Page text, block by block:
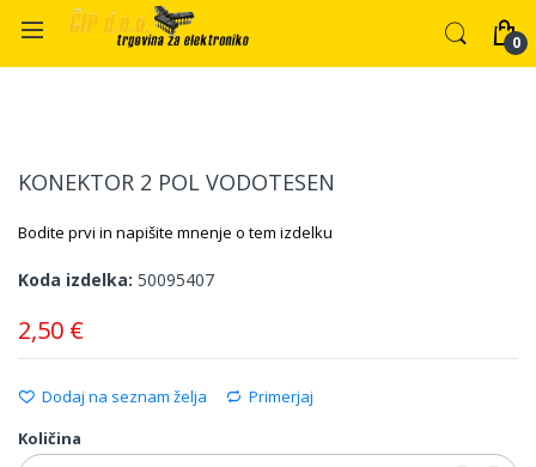
konec
slik
začetek
slik
KONEKTOR 2 POL VODOTESEN
Bodite prvi in napišite mnenje o tem izdelku
Koda izdelka 50095407
2,50 €
Dodaj na seznam želja
Primerjaj
Količina